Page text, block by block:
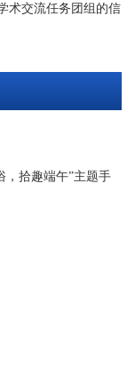
术交流任务团组的信
，拾趣端午”主题手